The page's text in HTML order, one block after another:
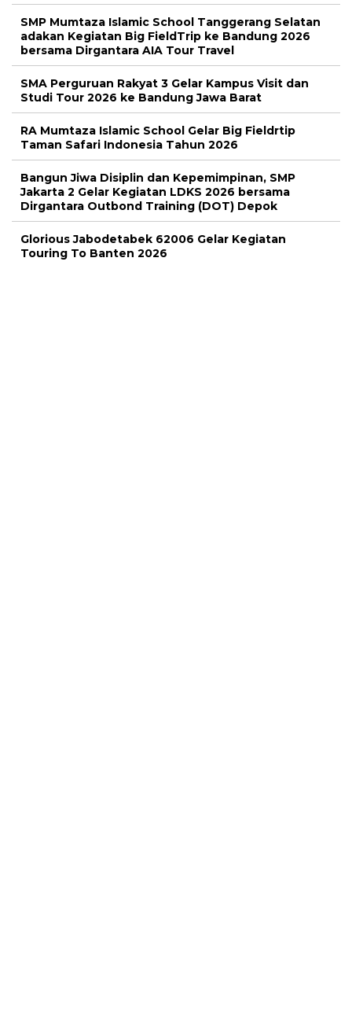
SMP Mumtaza Islamic School Tanggerang Selatan
adakan Kegiatan Big FieldTrip ke Bandung 2026
bersama Dirgantara AIA Tour Travel
SMA Perguruan Rakyat 3 Gelar Kampus Visit dan
Studi Tour 2026 ke Bandung Jawa Barat
RA Mumtaza Islamic School Gelar Big Fieldrtip
Taman Safari Indonesia Tahun 2026
Bangun Jiwa Disiplin dan Kepemimpinan, SMP
Jakarta 2 Gelar Kegiatan LDKS 2026 bersama
Dirgantara Outbond Training (DOT) Depok
Glorious Jabodetabek 62006 Gelar Kegiatan
Touring To Banten 2026